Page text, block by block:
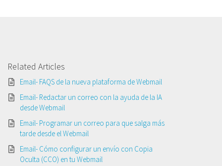
Related Articles
Email- FAQS de la nueva plataforma de Webmail
Email- Redactar un correo con la ayuda de la IA
desde Webmail
Email- Programar un correo para que salga más
tarde desde el Webmail
Email- Cómo configurar un envío con Copia
Oculta (CCO) en tu Webmail